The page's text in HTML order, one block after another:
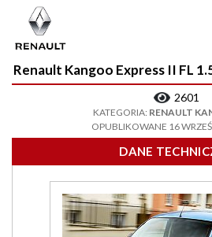
Renault Kangoo Express II FL
2601
KATEGORIA: RENAULT
OPUBLIKOWANE 16
DANE